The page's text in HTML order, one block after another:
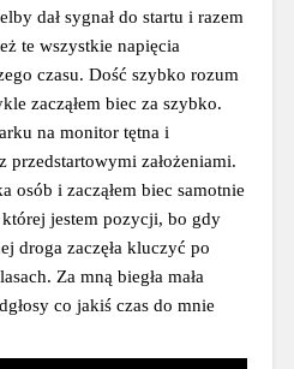
dał sygnał do startu i razem
te wszystkie napięcia
czasu. Dość szybko rozum
zacząłem biec za szybko.
na monitor tętna i
przedstartowymi założeniami.
osób i zacząłem biec samotnie
jestem pozycji, bo gdy
droga zaczęła kluczyć po
Za mną biegła mała
co jakiś czas do mnie